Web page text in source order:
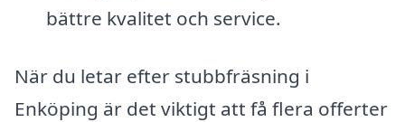
bättre kvalitet och service.
När du letar efter stubbfräsning i
Enköping är det viktigt att få flera offerter